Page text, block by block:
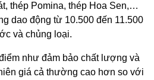
thép Pomina, thép Hoa Sen,…
dao động từ 10.500 đến 11.500
và chủng loại.
như đảm bảo chất lượng và
giá cả thường cao hơn so với